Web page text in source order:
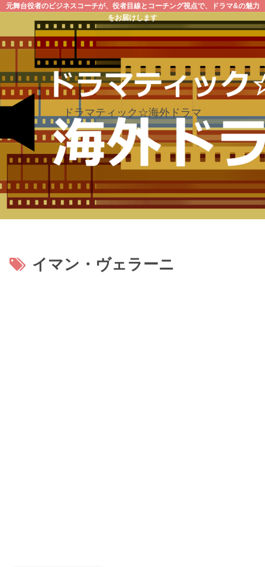
元舞台役者のビジネスコーチが、役者目線とコーチング視点で、ドラマ&の魅力
をお届けします
ドラマティック☆海外ドラマ
イマン・ヴェラーニ